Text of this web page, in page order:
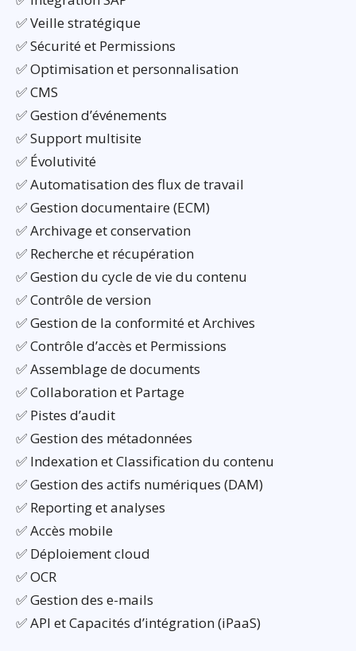
✅ Veille stratégique
✅ Sécurité et Permissions
✅ Optimisation et personnalisation
✅ CMS
✅ Gestion d’événements
✅ Support multisite
✅ Évolutivité
✅ Automatisation des flux de travail
✅ Gestion documentaire (ECM)
✅ Archivage et conservation
✅ Recherche et récupération
✅ Gestion du cycle de vie du contenu
✅ Contrôle de version
✅ Gestion de la conformité et Archives
✅ Contrôle d’accès et Permissions
✅ Assemblage de documents
✅ Collaboration et Partage
✅ Pistes d’audit
✅ Gestion des métadonnées
✅ Indexation et Classification du contenu
✅ Gestion des actifs numériques (DAM)
✅ Reporting et analyses
✅ Accès mobile
✅ Déploiement cloud
✅ OCR
✅ Gestion des e-mails
✅ API et Capacités d’intégration (iPaaS)